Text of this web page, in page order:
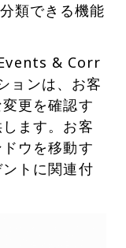
類できる機能
& Corr
ョンは、お客
更を確認す
ます。お客
ウを移動す
トに関連付